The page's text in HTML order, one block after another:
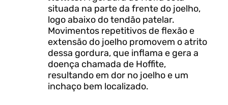
situada na parte da frente do joelho,
logo abaixo do tendão patelar.
Movimentos repetitivos de flexão e
extensão do joelho promovem o atrito
dessa gordura, que inflama e gera a
doença chamada de Hoffite,
resultando em dor no joelho e um
inchaço bem localizado.